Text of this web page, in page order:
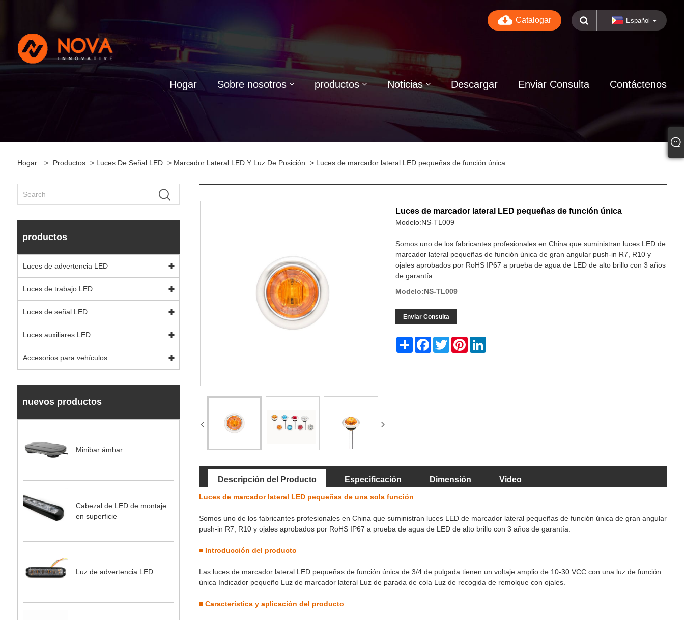
Español
Catalogar
Hogar Sobre nosotros productos Noticias Descargar Enviar Consulta Contáctenos
Hogar > Productos > Luces De Señal LED > Marcador Lateral LED Y Luz De Posición > Luces de marcador lateral LED pequeñas de función única
productos
Luces de advertencia LED
Luces de trabajo LED
Luces de señal LED
Luces auxiliares LED
Accesorios para vehículos
nuevos productos
Minibar ámbar
Cabezal de LED de montaje
en superficie
Luz de advertencia LED
Luces de marcador lateral LED pequeñas de función única
Modelo:NS-TL009
Somos uno de los fabricantes profesionales en China que suministran luces LED de
marcador lateral pequeñas de función única de gran angular push-in R7, R10 y
ojales aprobados por RoHS IP67 a prueba de agua de LED de alto brillo con 3 años
de garantía.
Modelo:NS-TL009
Enviar Consulta
Share Facebook
TwitterPinterest
Descripción del Producto Especificación Dimensión Video
Luces de marcador lateral LED pequeñas de una sola función
Somos uno de los fabricantes profesionales en China que suministran luces LED de marcador lateral pequeñas de función única de gran angular
push-in R7, R10 y ojales aprobados por RoHS IP67 a prueba de agua de LED de alto brillo con 3 años de garantía.
■ Introducción del producto
Las luces de marcador lateral LED pequeñas de función única de 3/4 de pulgada tienen un voltaje amplio de 10-30 VCC con una luz de función
única Indicador pequeño Luz de marcador lateral Luz de parada de cola Luz de recogida de remolque con ojales.
■Característica y aplicación del producto